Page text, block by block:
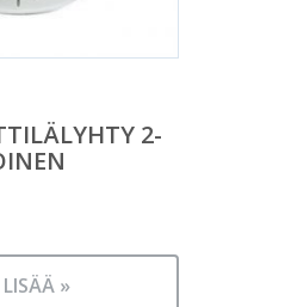
2-
LISÄÄ »